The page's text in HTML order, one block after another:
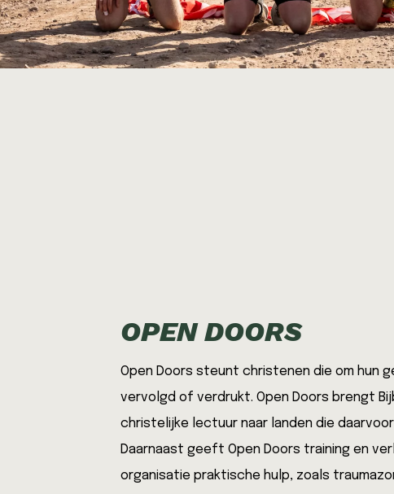
OPEN DOORS
Open Doors steunt christenen die om hun
vervolgd of verdrukt. Open Doors brengt
christelijke lectuur naar landen die
Daarnaast geeft Open Doors training en
organisatie praktische hulp, zoals